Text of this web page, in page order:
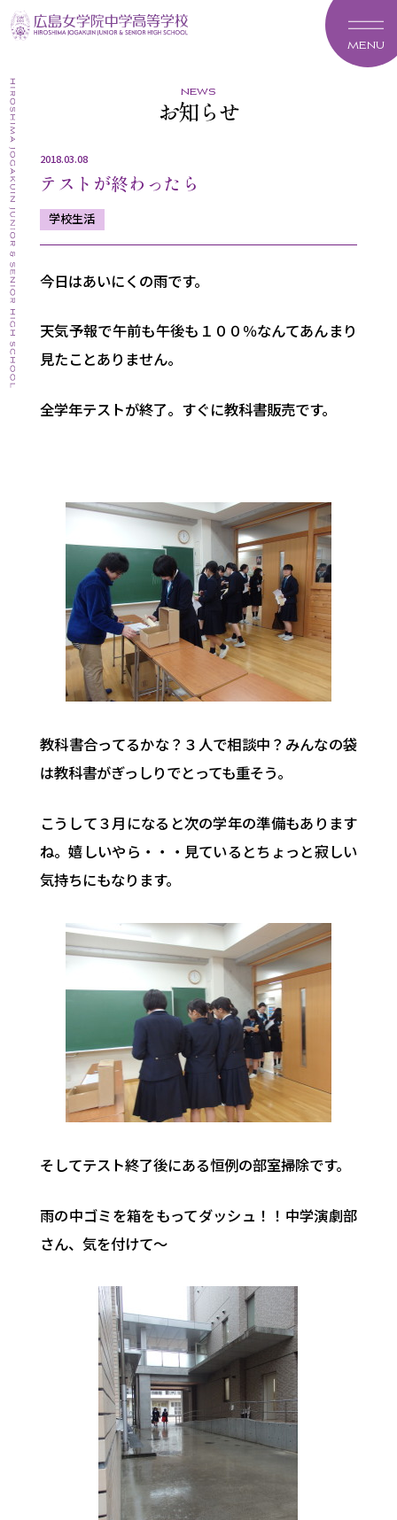
MENU
news
お知らせ
2018.03.08
テストが終わったら
学校生活
今日はあいにくの雨です。
天気予報で午前も午後も１００％なんてあんまり
見たことありません。
全学年テストが終了。すぐに教科書販売です。
教科書合ってるかな？３人で相談中？みんなの袋
は教科書がぎっしりでとっても重そう。
こうして３月になると次の学年の準備もあります
ね。嬉しいやら・・・見ているとちょっと寂しい
気持ちにもなります。
そしてテスト終了後にある恒例の部室掃除です。
雨の中ゴミを箱をもってダッシュ！！中学演劇部
さん、気を付けて～